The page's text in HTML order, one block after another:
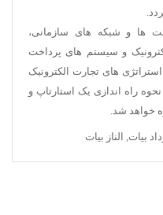
ها و شبکه های سازمانی،
و سیستم های پرداخت
های تجارت الکترونیک
راه اندازی یک استارتاپ و
خواهد شد.
بیات, الناز بیات